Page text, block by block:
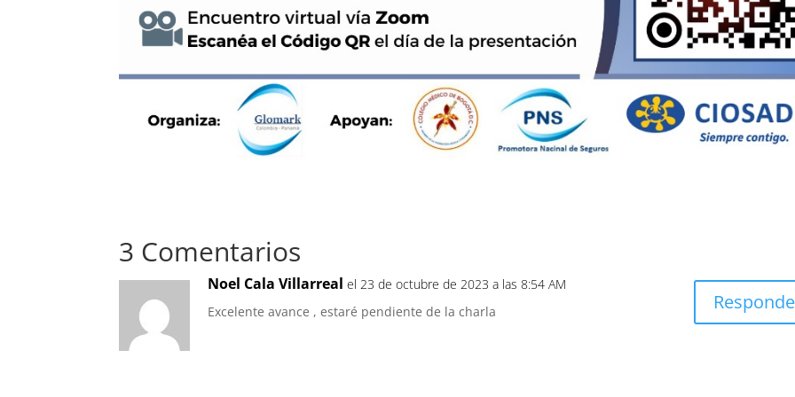
3 Comentarios
Noel Cala Villarreal el 23 de octubre de 2023 a las 8:54 AM
Excelente avance , estaré pendiente de la charla